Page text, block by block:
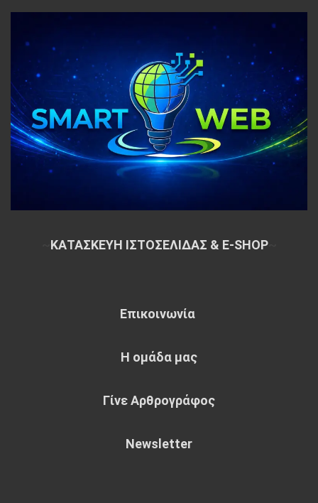
ΚΑΤΑΣΚΕΥΗ ΙΣΤΟΣΕΛΙΔΑΣ & E-SHOP~
Επικοινωνία
Η ομάδα μας
Γίνε Αρθρογράφος
Newsletter